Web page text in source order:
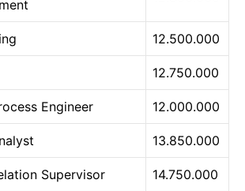
12.500.000
12.750.000
Engineer 12.000.000
13.850.000
Supervisor 14.750.000